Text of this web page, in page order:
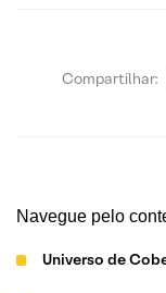
Compartilhar:
Navegue pelo
Universo de